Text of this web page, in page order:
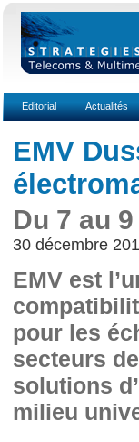
Editorial Actualités
EMV
Du 7 au
30 décembre
EMV est
pour les
secteurs
solutions
milieu